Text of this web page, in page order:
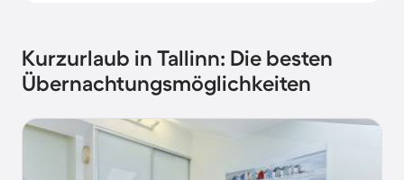
Kurzurlaub in Tallinn: Die besten
Übernachtungsmöglichkeiten